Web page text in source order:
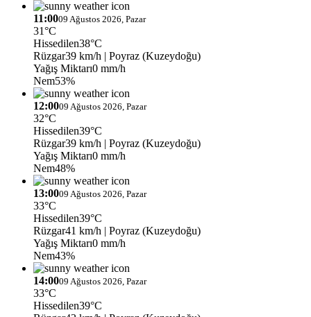
11:0009 Ağustos 2026, Pazar
31°C
Hissedilen38°C
Rüzgar39 km/h | Poyraz (Kuzeydoğu)
Yağış Miktarı0 mm/h
Nem53%
12:0009 Ağustos 2026, Pazar
32°C
Hissedilen39°C
Rüzgar39 km/h | Poyraz (Kuzeydoğu)
Yağış Miktarı0 mm/h
Nem48%
13:0009 Ağustos 2026, Pazar
33°C
Hissedilen39°C
Rüzgar41 km/h | Poyraz (Kuzeydoğu)
Yağış Miktarı0 mm/h
Nem43%
14:0009 Ağustos 2026, Pazar
33°C
Hissedilen39°C